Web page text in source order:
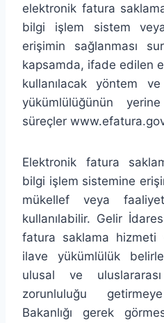
elektronik fatura
bilgi işlem sistem
erişimin sağlanması
kapsamda, ifade edilen
kullanılacak yöntem
yükümlülüğünün
süreçler
Elektronik fatura
bilgi işlem sistemine
mükellef veya
kullanılabilir. Gelir
fatura saklama hizmeti
ilave yükümlülük
ulusal ve
zorunluluğu
Bakanlığı gerek